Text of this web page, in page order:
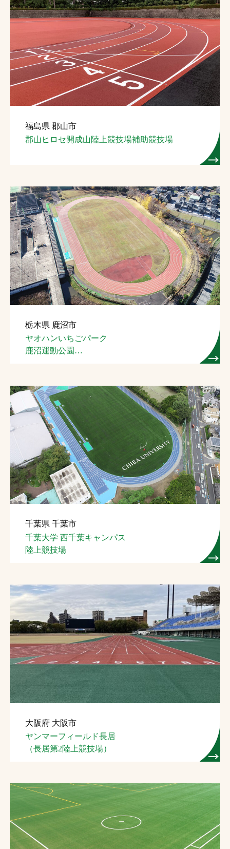
福島県 郡山市
郡山ヒロセ開成山陸上競技場補助競技場
栃木県 鹿沼市
ヤオハンいちごパーク
鹿沼運動公園
千葉県 千葉市
千葉大学 西千葉キャンパス
陸上競技場
大阪府 大阪市
ヤンマーフィールド長居
（長居第2陸上競技場）